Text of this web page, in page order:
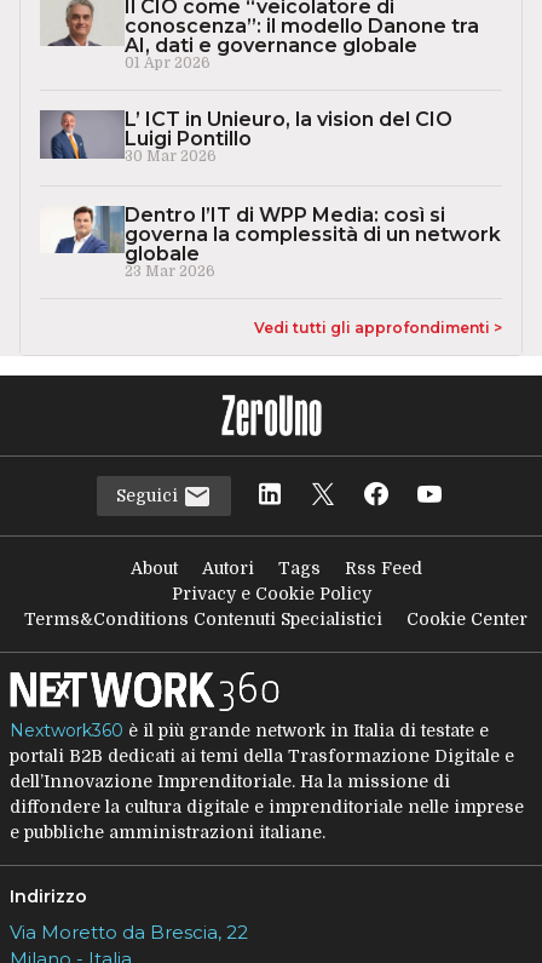
Il CIO come “veicolatore di
conoscenza”: il modello Danone tra
AI, dati e governance globale
01 Apr 2026
L’ ICT in Unieuro, la vision del CIO
Luigi Pontillo
30 Mar 2026
Dentro l’IT di WPP Media: così si
governa la complessità di un network
globale
23 Mar 2026
Vedi tutti gli approfondimenti >
Seguici
About Autori Tags
Rss Feed
Privacy e Cookie Policy
Terms&Conditions Contenuti Specialistici
Cookie Center
Nextwork360 è il più grande network in Italia di testate e
portali B2B dedicati ai temi della Trasformazione Digitale e
dell’Innovazione Imprenditoriale. Ha la missione di
diffondere la cultura digitale e imprenditoriale nelle imprese
e pubbliche amministrazioni italiane.
Indirizzo
Via Moretto da Brescia, 22